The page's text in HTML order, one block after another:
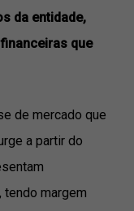
da entidade,
que
de mercado que
a partir do
margem